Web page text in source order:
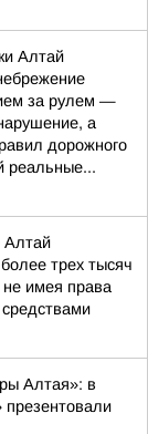
Алтай
за рулем —
а
дорожного
реальные...
Алтай
трех тысяч
имея права
Алтая»: в
презентовали